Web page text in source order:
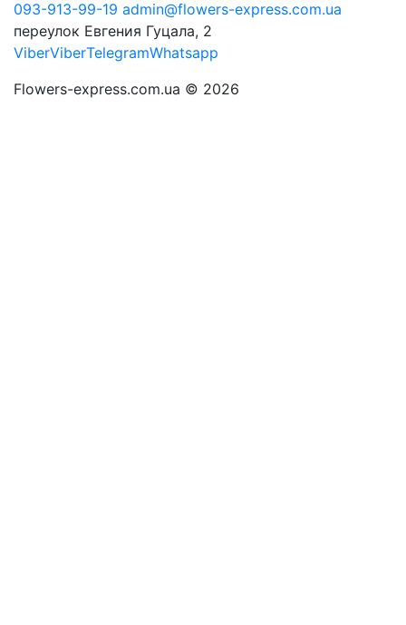
093-913-99-19 admin@flowers-express.com.ua
переулок Евгения Гуцала, 2
ViberViberTelegramWhatsapp
Flowers-express.com.ua © 2026